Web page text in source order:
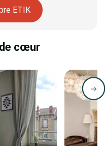
ETIK
cœur